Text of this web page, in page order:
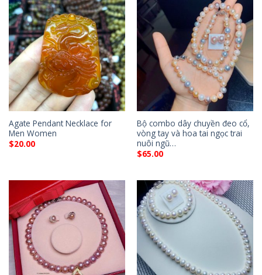
Agate Pendant Necklace for
Men Women
$20.00
Bộ combo dây chuyền đeo cổ,
vòng tay và hoa tai ngọc trai
nuôi ngũ…
$65.00